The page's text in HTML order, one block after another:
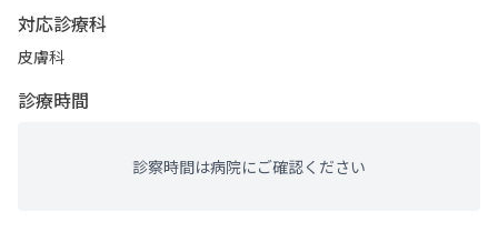
対応診療科
皮膚科
診療時間
診察時間は病院にご確認ください